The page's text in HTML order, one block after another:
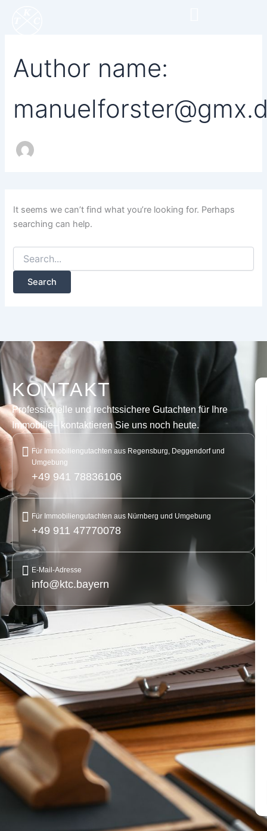
Author name:
It seems we can’t find what you’re looking for. Perhaps
searching can help.
KONTAKT
Professionelle und rechtssichere Gutachten für Ihre
Immobilie– kontaktieren Sie uns noch heute.
Für Immobiliengutachten aus Regensburg, Deggendorf und
Umgebung
+49 941 78836106
Für Immobiliengutachten aus Nürnberg und Umgebung
+49 911 47770078
E-Mail-Adresse
info@ktc.bayern